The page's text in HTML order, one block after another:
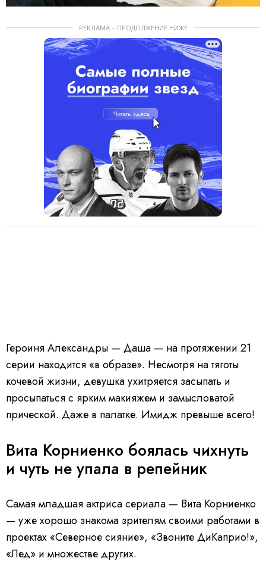
РЕКЛАМА – ПРОДОЛЖЕНИЕ НИЖЕ
Героиня Александры — Даша — на протяжении 21
серии находится «в образе». Несмотря на тяготы
кочевой жизни, девушка ухитряется засыпать и
просыпаться с ярким макияжем и замысловатой
прической. Даже в палатке. Имидж превыше всего!
Вита Корниенко боялась чихнуть
и чуть не упала в репейник
Самая младшая актриса сериала — Вита Корниенко
— уже хорошо знакома зрителям своими работами в
проектах «Северное сияние», «Звоните ДиКаприо!»,
«Лед» и множестве других.